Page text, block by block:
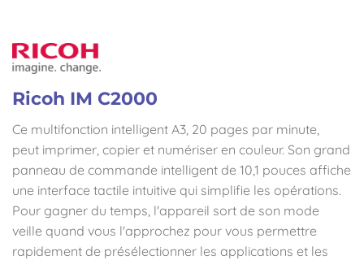
Ricoh IM C2000
Ce multifonction intelligent A3, 20 pages par minute,
peut imprimer, copier et numériser en couleur. Son grand
panneau de commande intelligent de 10,1 pouces affiche
une interface tactile intuitive qui simplifie les opérations.
Pour gagner du temps, l'appareil sort de son mode
veille quand vous l'approchez pour vous permettre
rapidement de présélectionner les applications et les